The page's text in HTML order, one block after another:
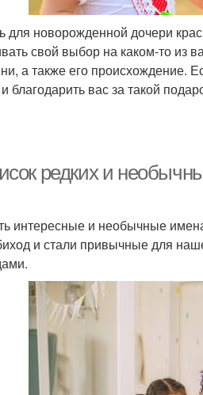
для новорожденной дочери
свой выбор на каком-то из
а также его
благодарить вас за такой
редких и
интересные и необычные
и стали привычные для